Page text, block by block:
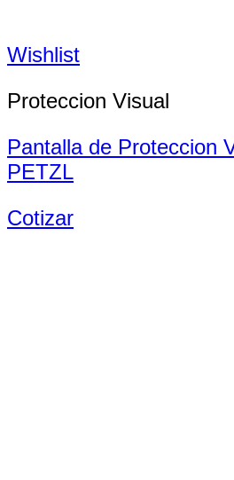
Wishlist
Proteccion Visual
Pantalla de Proteccion
PETZL
Cotizar